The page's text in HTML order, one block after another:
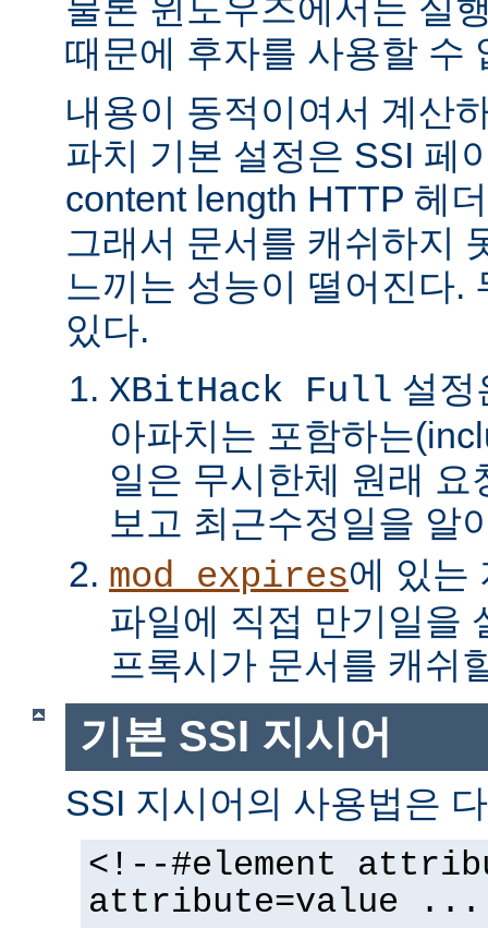
물론 윈도우즈에서는 실
때문에 후자를 사용할 수
내용이 동적이여서 계산
파치 기본 설정은 SSI 페
content length HTTP 헤
그래서 문서를 캐쉬하지
느끼는 성능이 떨어진다.
있다.
XBitHack Full 설정
아파치는 포함하는
일은 무시한체 원래
보고 최근수정일을 알
mod_expires에 있는
파일에 직접 만기일을
프록시가 문서를 캐쉬
기본 SSI 지시어
SSI 지시어의 사용법은
<!--#element
attribute=value